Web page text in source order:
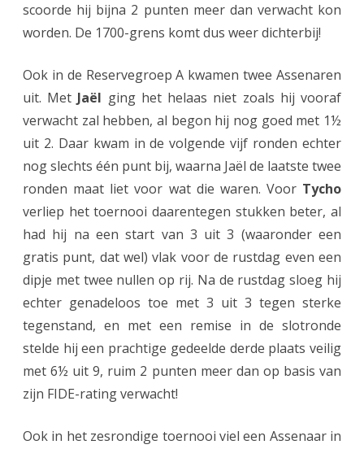
e
p
r
i
j
e
n
O
p
e
e
scoorde hij bijna 2 punten meer dan verwacht kon
worden. De 1700-grens komt dus weer dichterbij!
Ook in de Reservegroep A kwamen twee Assenaren
uit. Met Jaël ging het helaas niet zoals hij vooraf
verwacht zal hebben, al begon hij nog goed met 1½
uit 2. Daar kwam in de volgende vijf ronden echter
nog slechts één punt bij, waarna Jaël de laatste twee
ronden maat liet voor wat die waren. Voor Tycho
verliep het toernooi daarentegen stukken beter, al
had hij na een start van 3 uit 3 (waaronder een
gratis punt, dat wel) vlak voor de rustdag even een
dipje met twee nullen op rij. Na de rustdag sloeg hij
echter genadeloos toe met 3 uit 3 tegen sterke
tegenstand, en met een remise in de slotronde
stelde hij een prachtige gedeelde derde plaats veilig
met 6½ uit 9, ruim 2 punten meer dan op basis van
zijn FIDE-rating verwacht!
Ook in het zesrondige toernooi viel een Assenaar in